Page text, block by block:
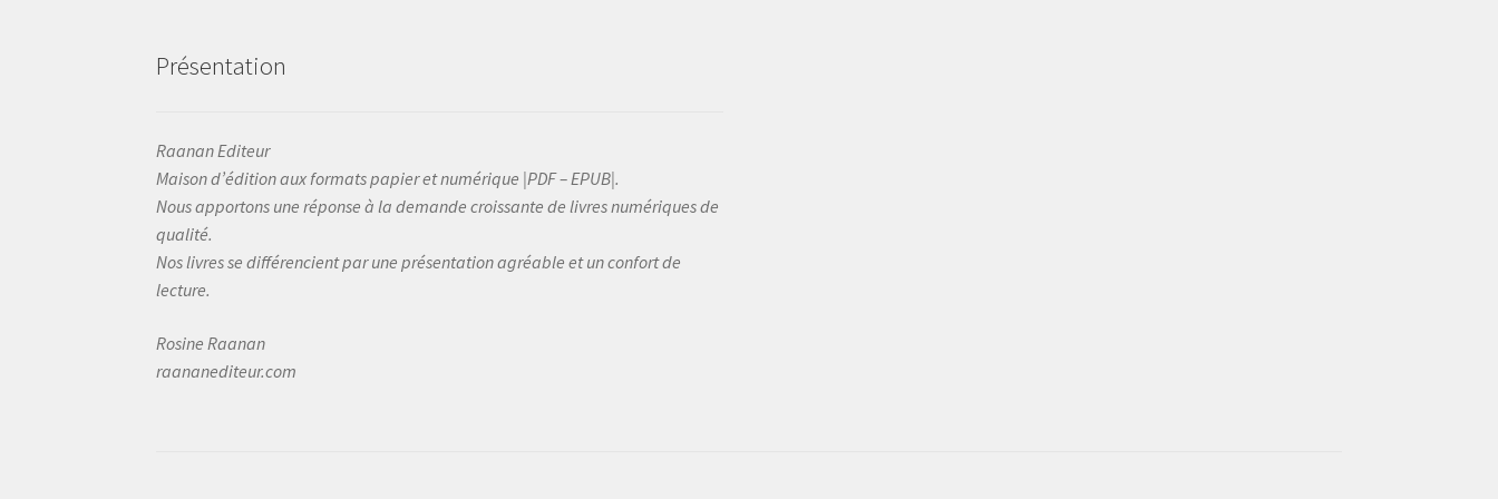
Présentation
Raanan Editeur
Maison d’édition aux formats papier et numérique |PDF – EPUB|.
Nous apportons une réponse à la demande croissante de livres numériques de
qualité.
Nos livres se différencient par une présentation agréable et un confort de
lecture.
Rosine Raanan
raananediteur.com